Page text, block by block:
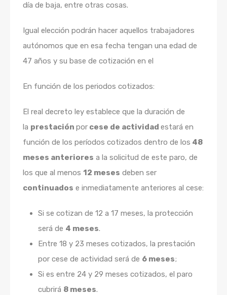
día de baja, entre otras cosas.
Igual elección podrán hacer aquellos trabajadores
autónomos que en esa fecha tengan una edad de
47 años y su base de cotización en el
En función de los periodos cotizados:
El real decreto ley establece que la duración de
la prestación por cese de actividad estará en
función de los períodos cotizados dentro de los 48
meses anteriores a la solicitud de este paro, de
los que al menos 12 meses deben ser
continuados e inmediatamente anteriores al cese:
Si se cotizan de 12 a 17 meses, la protección
será de 4 meses.
Entre 18 y 23 meses cotizados, la prestación
por cese de actividad será de 6 meses;
Si es entre 24 y 29 meses cotizados, el paro
cubrirá 8 meses.